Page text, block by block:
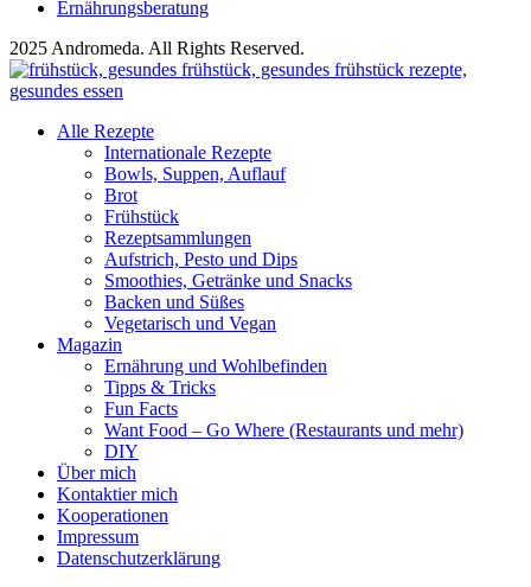
Ernährungsberatung
2025 Andromeda. All Rights Reserved.
Alle Rezepte
Internationale Rezepte
Bowls, Suppen, Auflauf
Brot
Frühstück
Rezeptsammlungen
Aufstrich, Pesto und Dips
Smoothies, Getränke und Snacks
Backen und Süßes
Vegetarisch und Vegan
Magazin
Ernährung und Wohlbefinden
Tipps & Tricks
Fun Facts
Want Food – Go Where (Restaurants und mehr)
DIY
Über mich
Kontaktier mich
Kooperationen
Impressum
Datenschutzerklärung